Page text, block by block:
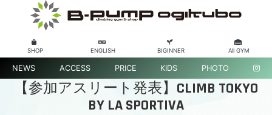
SHOP ENGLISH BIGINNER All GYM
NEWS ACCESS PRICE KIDS PHOTO
【参加アスリート発表】CLIMB TOKYO
BY LA SPORTIVA